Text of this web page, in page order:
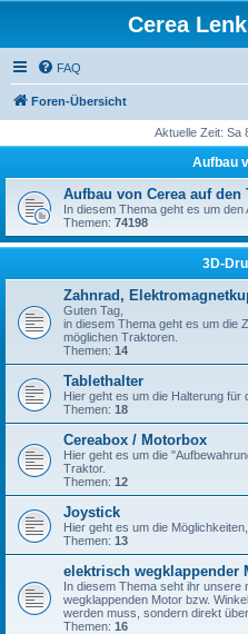
Cerea
FAQ
Foren-Übersicht
Aktuelle Zeit: Sa
Aufbau
Aufbau von Cerea auf den
In diesem Thema geht es um
Themen: 74198
3D-
Zahnrad,
Guten Tag,
in diesem Thema geht es um die
möglichen Traktoren.
Themen: 14
Tablethalter
Hier geht es um die Halterung für
Themen: 18
Cereabox / Motorbox
Hier geht es um die
Traktor.
Themen: 12
Joystick
Hier geht es um die
Themen: 13
elektrisch wegklappender
In diesem Thema seht ihr
wegklappenden Motor bzw.
werden muss, sondern direkt
Themen: 16